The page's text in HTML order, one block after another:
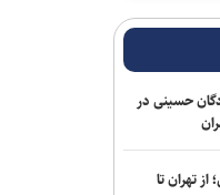
تقویت
جدید
حسینی در
از تهران تا